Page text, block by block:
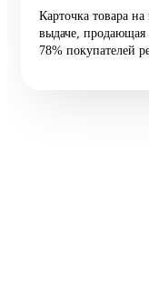
Карточка товара
выдаче, продающая
78% покупателей